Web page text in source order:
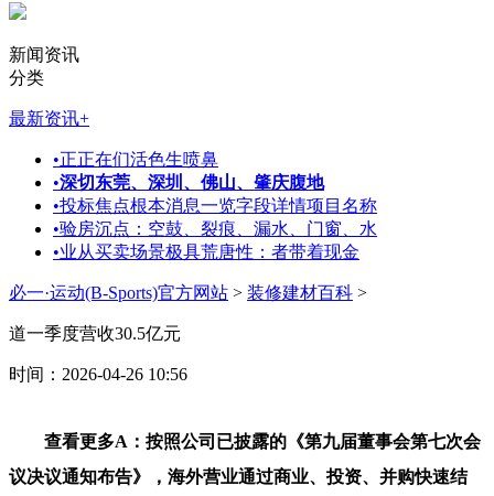
新闻资讯
分类
最新资讯+
•正正在们活色生喷鼻
•深切东莞、深圳、佛山、肇庆腹地
•投标焦点根本消息一览字段详情项目名称
•验房沉点：空鼓、裂痕、漏水、门窗、水
•业从买卖场景极具荒唐性：者带着现金
必一·运动(B-Sports)官方网站 > 装修建材百科 >
道一季度营收30.5亿元
时间：2026-04-26 10:56
查看更多A：按照公司已披露的《第九届董事会第七次会
议决议通知布告》，海外营业通过商业、投资、并购快速结